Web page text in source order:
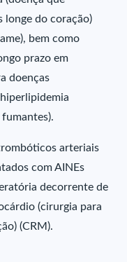
longe do coração)
bem como
prazo em
doenças
arteriais
com AINEs
decorrente de
(cirurgia para
(CRM).